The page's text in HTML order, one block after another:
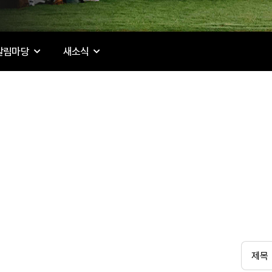
림마당 새소식